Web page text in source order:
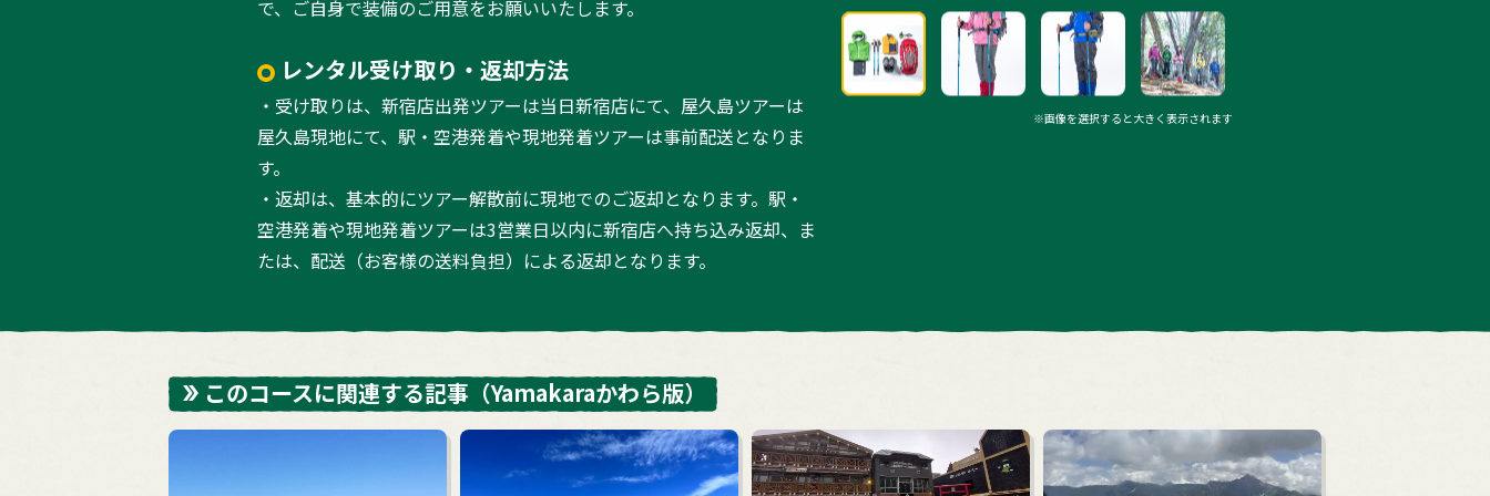
で、ご自身で装備のご用意をお願いいたします。
レンタル受け取り・返却方法
・受け取りは、新宿店出発ツアーは当日新宿店にて、屋久島ツアーは
屋久島現地にて、駅・空港発着や現地発着ツアーは事前配送となりま
す。
・返却は、基本的にツアー解散前に現地でのご返却となります。駅・
空港発着や現地発着ツアーは3営業日以内に新宿店へ持ち込み返却、ま
たは、配送（お客様の送料負担）による返却となります。
※画像を選択すると大きく表示されます
このコースに関連する記事 （Yamakaraかわら版）